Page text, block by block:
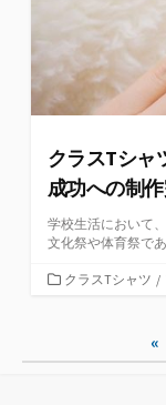
クラスTシャ
成功への制
学校生活において
文化祭や体育祭であ
カ
ー
クラスTシャツ /
«